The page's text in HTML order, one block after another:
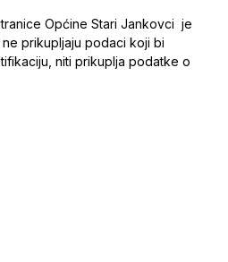
Općine Stari Jankovci je
prikupljaju podaci koji bi
niti prikuplja podatke o